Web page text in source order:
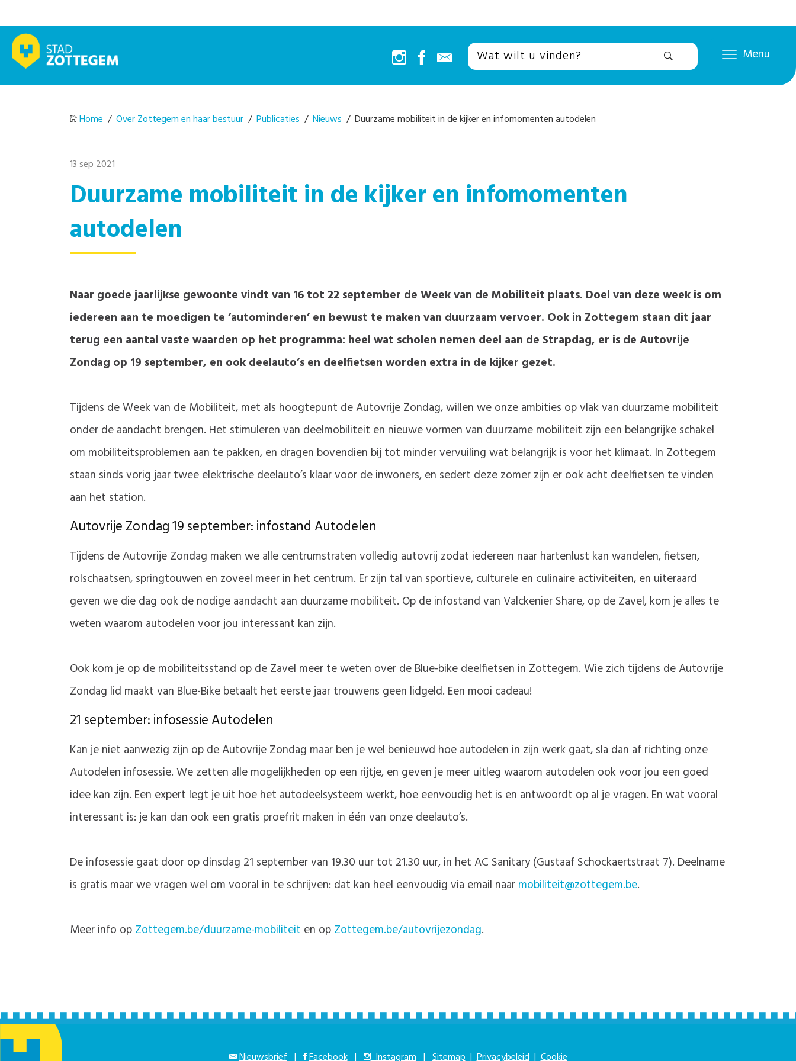
Menu
Home / Over Zottegem en haar bestuur / Publicaties / Nieuws / Duurzame mobiliteit in de kijker en infomomenten autodelen
13 sep 2021
Duurzame mobiliteit in de kijker en infomomenten
autodelen
Naar goede jaarlijkse gewoonte vindt van 16 tot 22 september de Week van de Mobiliteit plaats. Doel van deze week is om
iedereen aan te moedigen te ‘autominderen’ en bewust te maken van duurzaam vervoer. Ook in Zottegem staan dit jaar
terug een aantal vaste waarden op het programma: heel wat scholen nemen deel aan de Strapdag, er is de Autovrije
Zondag op 19 september, en ook deelauto’s en deelfietsen worden extra in de kijker gezet.
Tijdens de Week van de Mobiliteit, met als hoogtepunt de Autovrije Zondag, willen we onze ambities op vlak van duurzame mobiliteit
onder de aandacht brengen. Het stimuleren van deelmobiliteit en nieuwe vormen van duurzame mobiliteit zijn een belangrijke schakel
om mobiliteitsproblemen aan te pakken, en dragen bovendien bij tot minder vervuiling wat belangrijk is voor het klimaat. In Zottegem
staan sinds vorig jaar twee elektrische deelauto’s klaar voor de inwoners, en sedert deze zomer zijn er ook acht deelfietsen te vinden
aan het station.
Autovrije Zondag 19 september: infostand Autodelen
Tijdens de Autovrije Zondag maken we alle centrumstraten volledig autovrij zodat iedereen naar hartenlust kan wandelen, fietsen,
rolschaatsen, springtouwen en zoveel meer in het centrum. Er zijn tal van sportieve, culturele en culinaire activiteiten, en uiteraard
geven we die dag ook de nodige aandacht aan duurzame mobiliteit. Op de infostand van Valckenier Share, op de Zavel, kom je alles te
weten waarom autodelen voor jou interessant kan zijn.
Ook kom je op de mobiliteitsstand op de Zavel meer te weten over de Blue-bike deelfietsen in Zottegem. Wie zich tijdens de Autovrije
Zondag lid maakt van Blue-Bike betaalt het eerste jaar trouwens geen lidgeld. Een mooi cadeau!
21 september: infosessie Autodelen
Kan je niet aanwezig zijn op de Autovrije Zondag maar ben je wel benieuwd hoe autodelen in zijn werk gaat, sla dan af richting onze
Autodelen infosessie. We zetten alle mogelijkheden op een rijtje, en geven je meer uitleg waarom autodelen ook voor jou een goed
idee kan zijn. Een expert legt je uit hoe het autodeelsysteem werkt, hoe eenvoudig het is en antwoordt op al je vragen. En wat vooral
interessant is: je kan dan ook een gratis proefrit maken in één van onze deelauto’s.
De infosessie gaat door op dinsdag 21 september van 19.30 uur tot 21.30 uur, in het AC Sanitary (Gustaaf Schockaertstraat 7). Deelname
is gratis maar we vragen wel om vooral in te schrijven: dat kan heel eenvoudig via email naarmobiliteit@zottegem.be.
Meer info opZottegem.be/duurzame-mobiliteit en opZottegem.be/autovrijezondag.
Nieuwsbrief | Facebook | Instagram | Sitemap |Privacybeleid |Cookie